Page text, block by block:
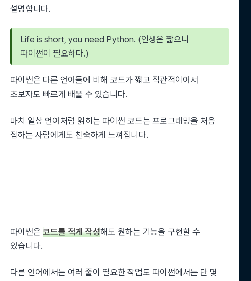
설명합니다.
Life is short, you need Python. (인생은 짧으니
파이썬이 필요하다.)
파이썬은 다른 언어들에 비해 코드가 짧고 직관적이어서
초보자도 빠르게 배울 수 있습니다.
마치 일상 언어처럼 읽히는 파이썬 코드는 프로그래밍을 처음
접하는 사람에게도 친숙하게 느껴집니다.
파이썬은 코드를 적게 작성해도 원하는 기능을 구현할 수
있습니다.
다른 언어에서는 여러 줄이 필요한 작업도 파이썬에서는 단 몇